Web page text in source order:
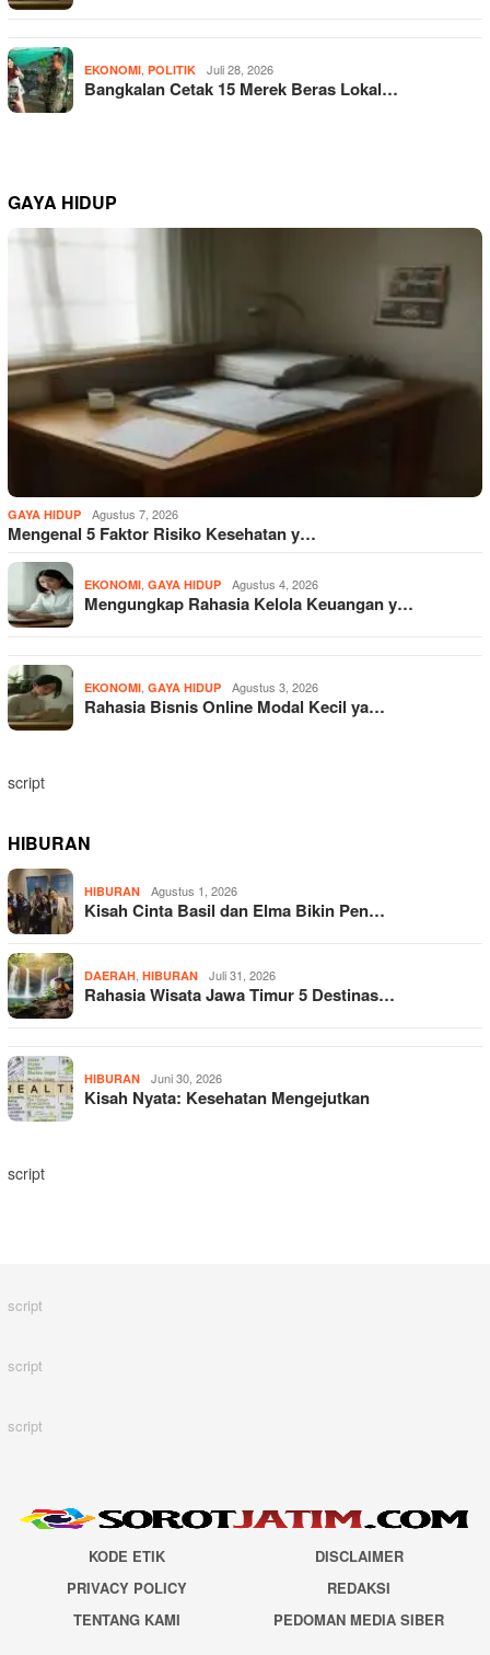
EKONOMI, POLITIK Juli 28, 2026
Bangkalan Cetak 15 Merek Beras Lokal…
GAYA HIDUP
GAYA HIDUP Agustus 7, 2026
Mengenal 5 Faktor Risiko Kesehatan y…
EKONOMI GAYA HIDUP Agustus 4, 2026
Mengungkap Rahasia Kelola Keuangan y…
EKONOMI GAYA HIDUP Agustus 3, 2026
Rahasia Bisnis Online Modal Kecil ya…
script
HIBURAN
HIBURAN Agustus 1, 2026
Kisah Cinta Basil dan Elma Bikin Pen…
DAERAH HIBURAN Juli 31, 2026
Rahasia Wisata Jawa Timur 5 Destinas…
HIBURAN Juni 30, 2026
Kisah Nyata: Kesehatan Mengejutkan
script
script
script
script
KODE ETIK
DISCLAIMER
PRIVACY POLICY
REDAKSI
TENTANG KAMI
PEDOMAN MEDIA SIBER